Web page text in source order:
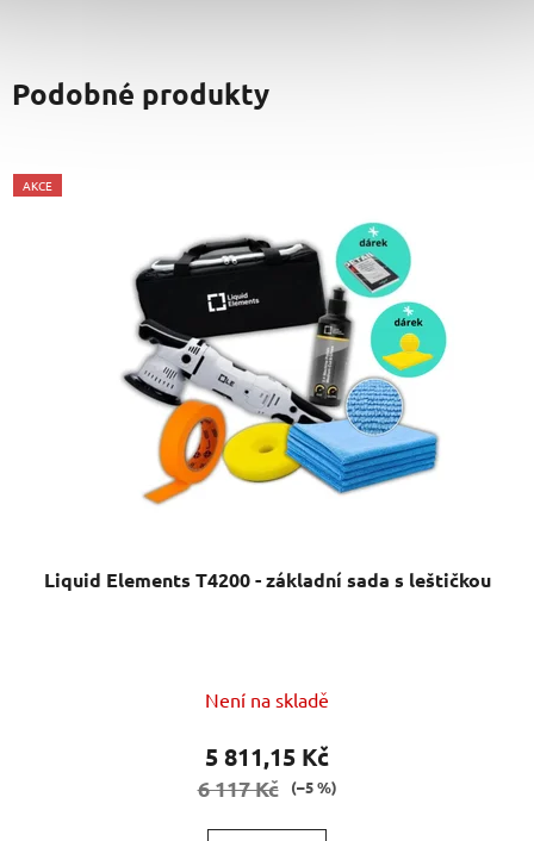
Podobné produkty
AKCE
Liquid Elements T4200 - základní sada s leštičkou
Není na skladě
5 811,15 Kč
6 117 Kč (–5 %)